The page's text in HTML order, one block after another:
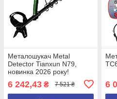
Металошукач Metal
Detector Tianxun N79,
новинка 2026 року!
6 242,43 ₴ 7 521 ₴ 6